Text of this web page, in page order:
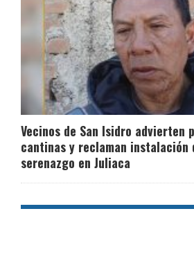
Vecinos de San Isidro advierten
cantinas y reclaman instalación
serenazgo en Juliaca